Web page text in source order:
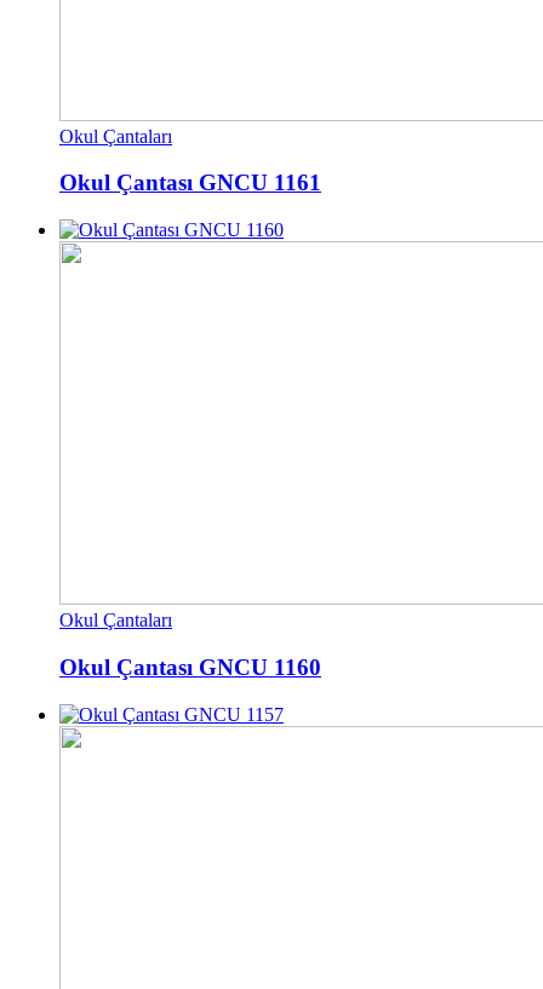
Okul Çantaları
Okul Çantası GNCU 1161
Okul Çantaları
Okul Çantası GNCU 1160